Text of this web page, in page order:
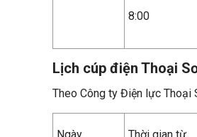
8:00
Lịch cúp điện Thoại
Theo Công ty Điện lực Thoại